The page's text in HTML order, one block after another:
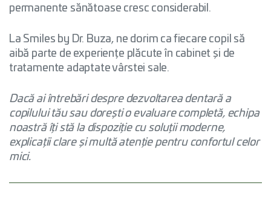
permanente sănătoase cresc considerabil.
La Smiles by Dr. Buza, ne dorim ca fiecare copil să
aibă parte de experiențe plăcute în cabinet și de
tratamente adaptate vârstei sale.
Dacă ai întrebări despre dezvoltarea dentară a
copilului tău sau dorești o evaluare completă, echipa
noastră îți stă la dispoziție cu soluții moderne,
explicații clare și multă atenție pentru confortul celor
mici.